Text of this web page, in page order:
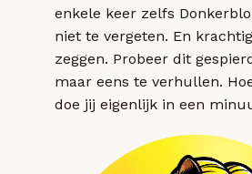
enkele keer zelfs
niet te vergeten. En
zeggen. Probeer dit
maar eens te verhullen.
doe jij eigenlijk in een